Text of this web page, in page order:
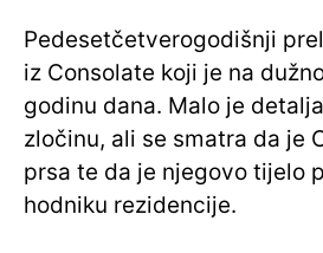
Pedesetčetverogodišnji
iz Consolate koji je na
godinu dana. Malo je
zločinu, ali se smatra da je
prsa te da je njegovo tijelo
hodniku rezidencije.